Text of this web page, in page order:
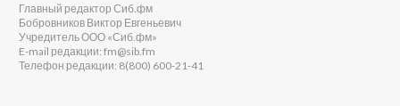
Главный редактор Сиб.фм
Бобровников Виктор Евгеньевич
Учредитель ООО «Сиб.фм»
E-mail редакции: fm@sib.fm
Телефон редакции: 8(800) 600-21-41